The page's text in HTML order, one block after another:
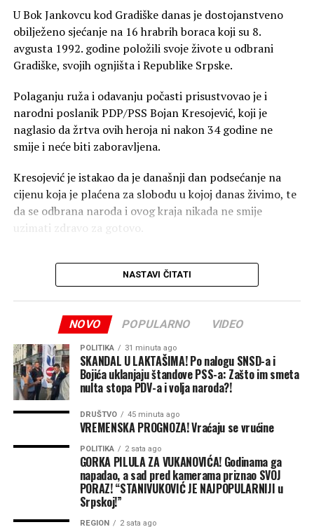
gradonačelnika Banjaluke.
Nema epiteta kojim Vukanović nije počastio
Stanivukovića:
“Simbioza sa Dodikom”– Vukanovićeva
omiljena kovanica kojom je pokušao ubijediti
javnost da je Stanivuković prešao na stranu
SNSD-a i postao “Dodikov igrač”.
Optužbe za tajkune i gradnju:Svaki kapitalni
projekat u Banjaluci — od teniskog kompleksa,
kružnih tokova do “Rupe” u centru grada —
Stanivukovićem, poručujući da je Draško “veća
opasnost po opoziciju od samog SNSD-a” i
nazivajući ga “Draškom Dodikovićem”.
Sve te optužbe, svakodnevni blogovi, dramatične
konferencije za štampu i trovanje medijskog prostora
padaju u vodu pred samo jednom činjenicom —narod
mu nije povjerovao.
Predizborni debakl Vukanovićeve retorike
Priznanje koje je izrekao Vukanović predstavlja potpunu
U Bok Jankovcu kod Gradiške danas je dostojanstveno
obilježeno sjećanje na 16 hrabrih boraca koji su 8.
avgusta 1992. godine položili svoje živote u odbrani
Gradiške, svojih ognjišta i Republike Srpske.
Polaganju ruža i odavanju počasti prisustvovao je i
narodni poslanik PDP/PSS Bojan Kresojević, koji je
naglasio da žrtva ovih heroja ni nakon 34 godine ne
smije i neće biti zaboravljena.
Kresojević je istakao da je današnji dan podsećanje na
cijenu koja je plaćena za slobodu u kojoj danas živimo, te
da se odbrana naroda i ovog kraja nikada ne smije
uzimati zdravo za gotovo.
“Sjećanje na šesnaest
boraca koji su položili
živote 8. avgusta 1992.
godine u Bok Jankovcu,
braneći Gradišku, svoja
ognjišta i Republiku
Srpsku. Trideset četiri
godine kasnije, njihova
žrtva ostaje trajna opomena
i obaveza svima nama.
Danas smo položili ruže i
NASTAVI ČITATI
NOVO POPULARNO VIDEO
POLITIKA 31 minuta ago
SKANDAL U LAKTAŠIMA! Po nalogu SNSD-a i
Bojića uklanjaju štandove PSS-a: Zašto im smeta
nulta stopa PDV-a i volja naroda?!
DRUŠTVO 45 minuta ago
VREMENSKA PROGNOZA! Vraćaju se vrućine
POLITIKA 2 sata ago
GORKA PILULA ZA VUKANOVIĆA! Godinama ga
napadao, a sad pred kamerama priznao SVOJ
PORAZ! “STANIVUKOVIĆ JE NAJPOPULARNIJI u
Srpskoj!”
REGION 2 sata ago